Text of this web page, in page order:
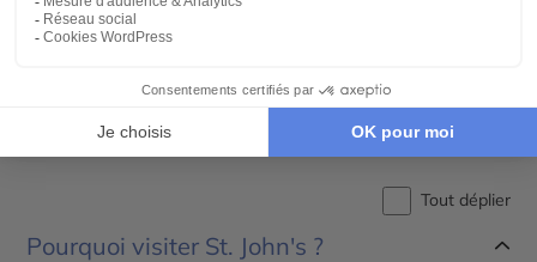
Préparer son voyage en St.
John's
Tout déplier
Pourquoi visiter St. John's ?